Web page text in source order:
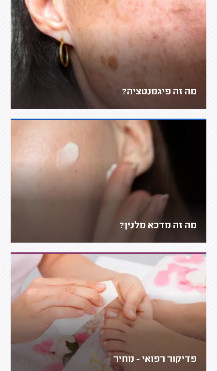
מה זה פיגמנטציה?
מה זה מדכא מלנין?
פדיקור רפואי - מחיר